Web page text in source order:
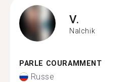
V.
Nalchik
PARLE COURAMMENT
Russe